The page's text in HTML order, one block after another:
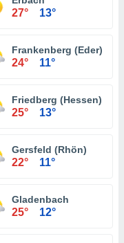
27° 13°
Frankenberg (Eder)
24° 11°
Friedberg (Hessen)
25° 13°
Gersfeld (Rhön)
22° 11°
Gladenbach
25° 12°